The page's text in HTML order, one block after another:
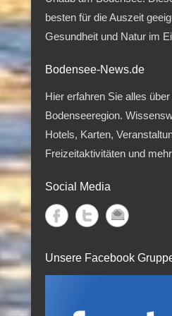
besten für die Auszeit
Gesundheit und Natur im
Bodensee-News.de
Hier erfahren Sie alles
Bodenseeregion.
Hotels, Karten,
Freizeitaktivitäten und
Social Media
Unsere Facebook